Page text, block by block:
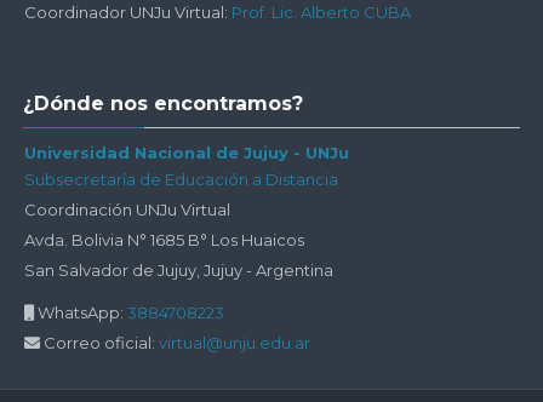
Coordinador UNJu Virtual: Prof. Lic. Alberto CUBA
¿Dónde
nos
encontramos?
¿Dónde nos encontramos?
Universidad Nacional de Jujuy - UNJu
Subsecretaría de Educación a Distancia
Coordinación UNJu Virtual
Avda. Bolivia N° 1685 B° Los Huaicos
San Salvador de Jujuy, Jujuy - Argentina
WhatsApp: 3884708223
Correo oficial: virtual@unju.edu.ar